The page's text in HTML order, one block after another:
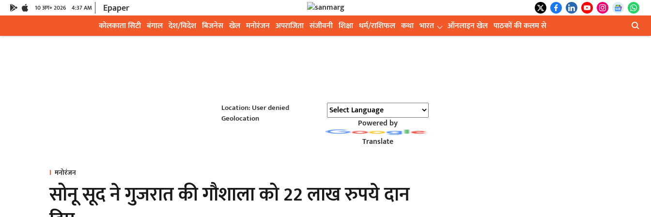
10 अग॰ 2026 4:37 AM Epaper
कोलकाता सिटी बंगाल देश/विदेश बिजनेस खेल मनोरंजन अपराजिता संजीवनी शिक्षा धर्म/राशिफल कथा भारत ऑनलाइन खेल पाठकों की कलम से
Location: User denied
Geolocation
Powered by
Translate
मनोरंजन
सोनू सूद ने गुजरात की गौशाला को 22 लाख रुपये दान